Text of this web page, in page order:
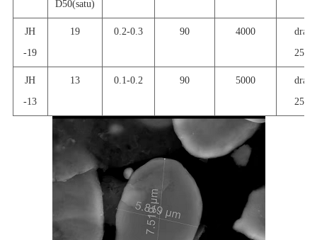
D50(satu)
JH
-19
19 0.2-0.3 90 4000
dram
25kg
JH
-13
13 0.1-0.2 90 5000
dram
25kg